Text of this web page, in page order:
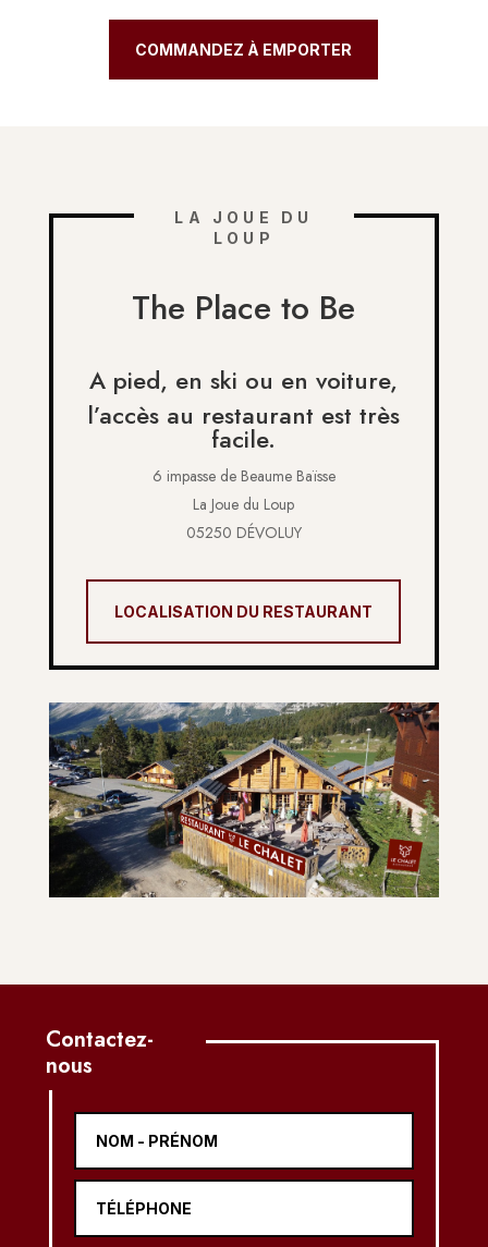
COMMANDEZ À EMPORTER
LA JOUE DU
LOUP
The Place to Be
A pied, en ski ou en voiture,
l’accès au restaurant est très
facile.
6 impasse de Beaume Baïsse
La Joue du Loup
05250 DÉVOLUY
LOCALISATION DU RESTAURANT
Contactez-
nous